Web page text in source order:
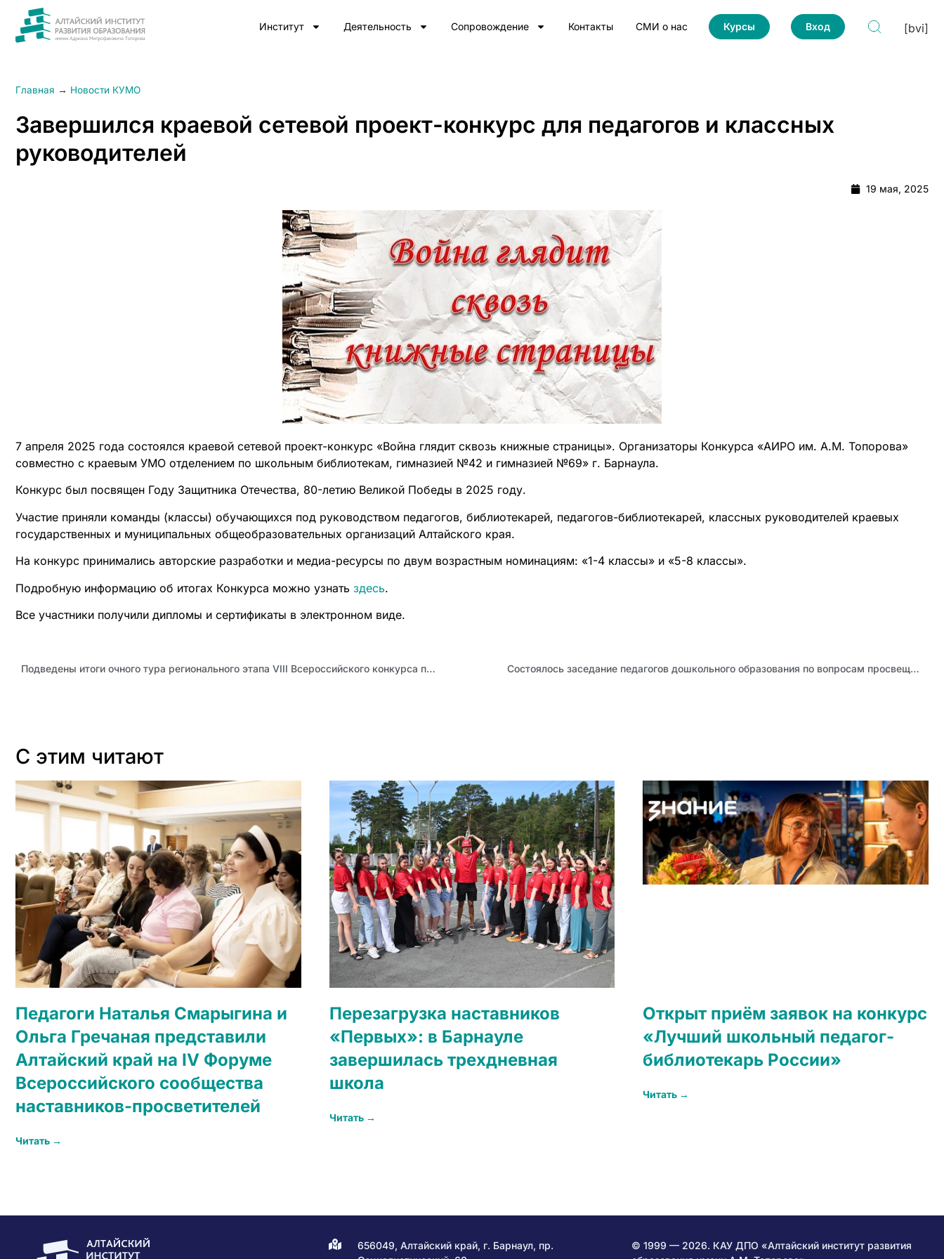
Институт Деятельность Сопровождение Контакты СМИ о нас Курсы Вход [bvi]
Главная → Новости КУМО
Завершился краевой сетевой проект-конкурс для педагогов и классных
руководителей
19 мая, 2025
7 апреля 2025 года состоялся краевой сетевой проект-конкурс «Война глядит сквозь книжные страницы». Организаторы Конкурса «АИРО им. А.М. Топорова»
совместно с краевым УМО отделением по школьным библиотекам, гимназией №42 и гимназией №69» г. Барнаула.
Конкурс был посвящен Году Защитника Отечества, 80-летию Великой Победы в 2025 году.
Участие приняли команды (классы) обучающихся под руководством педагогов, библиотекарей, педагогов-библиотекарей, классных руководителей краевых
государственных и муниципальных общеобразовательных организаций Алтайского края.
На конкурс принимались авторские разработки и медиа-ресурсы по двум возрастным номинациям: «1-4 классы» и «5-8 классы».
Подробную информацию об итогах Конкурса можно узнать здесь.
Все участники получили дипломы и сертификаты в электронном виде.
Подведены итоги очного тура регионального этапа VIII Всероссийского конкурса профессионального мастерства «Учитель-дефектолог – 2025» Состоялось заседание педагогов дошкольного образования по вопросам просвещения родителей
С этим читают
Педагоги Наталья Смарыгина и
Ольга Гречаная представили
Алтайский край на IV Форуме
Всероссийского сообщества
наставников-просветителей
Читать →
Перезагрузка наставников
«Первых»: в Барнауле
завершилась трехдневная
школа
Читать →
Открыт приём заявок на конкурс
«Лучший школьный педагог-
библиотекарь России»
Читать →
656049, Алтайский край, г. Барнаул, пр.
© 1999 — 2026. КАУ ДПО «Алтайский институт развития